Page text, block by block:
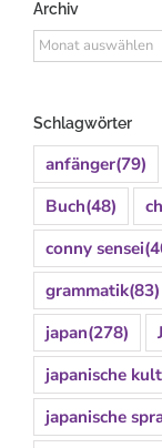
Archiv
Archiv
Schlagwörter
anfänger(79)
Buch(48)
conny sensei
grammatik(83)
japan(278)
japanische
japanische